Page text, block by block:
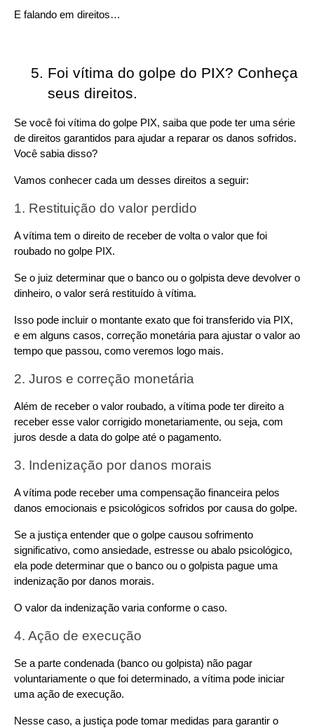
E falando em direitos…
Foi vítima do golpe do PIX? Conheça
seus direitos.
Se você foi vítima do golpe PIX, saiba que pode ter uma série
de direitos garantidos para ajudar a reparar os danos sofridos.
Você sabia disso?
Vamos conhecer cada um desses direitos a seguir:
1. Restituição do valor perdido
A vítima tem o direito de receber de volta o valor que foi
roubado no golpe PIX.
Se o juiz determinar que o banco ou o golpista deve devolver o
dinheiro, o valor será restituído à vítima.
Isso pode incluir o montante exato que foi transferido via PIX,
e em alguns casos, correção monetária para ajustar o valor ao
tempo que passou, como veremos logo mais.
2. Juros e correção monetária
Além de receber o valor roubado, a vítima pode ter direito a
receber esse valor corrigido monetariamente, ou seja, com
juros desde a data do golpe até o pagamento.
3. Indenização por danos morais
A vítima pode receber uma compensação financeira pelos
danos emocionais e psicológicos sofridos por causa do golpe.
Se a justiça entender que o golpe causou sofrimento
significativo, como ansiedade, estresse ou abalo psicológico,
ela pode determinar que o banco ou o golpista pague uma
indenização por danos morais.
O valor da indenização varia conforme o caso.
4. Ação de execução
Se a parte condenada (banco ou golpista) não pagar
voluntariamente o que foi determinado, a vítima pode iniciar
uma ação de execução.
Nesse caso, a justiça pode tomar medidas para garantir o